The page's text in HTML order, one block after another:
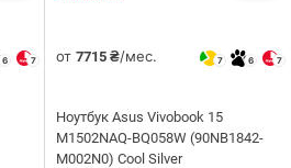
6 7 от 7715 ₴/мес. 7 6 7
Ноутбук Asus Vivobook 15
M1502NAQ-BQ058W (90NB1842-
M002N0) Cool Silver